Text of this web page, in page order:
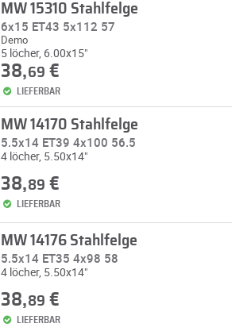
MW 15310 Stahlfelge
6x15 ET43 5x112 57
Demo
5 löcher, 6.00x15"
38,69 €
LIEFERBAR
MW 14170 Stahlfelge
5.5x14 ET39 4x100 56.5
4 löcher, 5.50x14"
38,89 €
LIEFERBAR
MW 14176 Stahlfelge
5.5x14 ET35 4x98 58
4 löcher, 5.50x14"
38,89 €
LIEFERBAR